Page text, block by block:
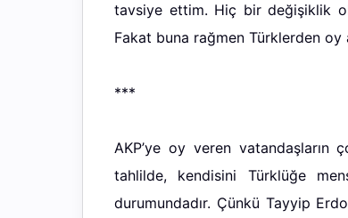
tavsiye ettim. Hiç bir değişiklik
Fakat buna rağmen Türklerden oy
***
AKP’ye oy veren
tahlilde, kendisini Türklüğe
durumundadır. Çünkü Tayyip